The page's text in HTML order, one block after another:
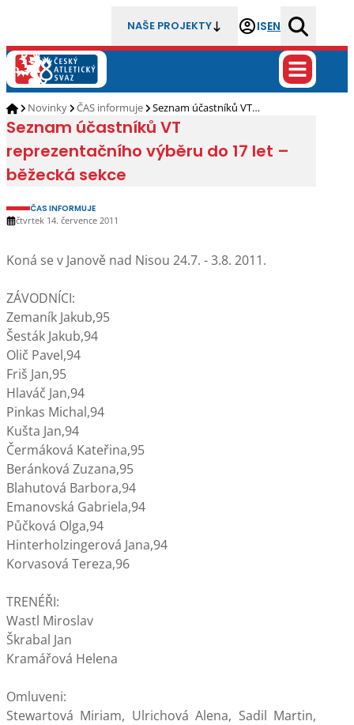
NAŠE PROJEKTY ISEN
Novinky ČAS informuje Seznam účastníků VT…
Seznam účastníků VT
reprezentačního výběru do 17 let –
běžecká sekce
ČAS INFORMUJE
čtvrtek 14. července 2011
Koná se v Janově nad Nisou 24.7. - 3.8. 2011.
ZÁVODNÍCI:
Zemaník Jakub,95
Šesták Jakub,94
Olič Pavel,94
Friš Jan,95
Hlaváč Jan,94
Pinkas Michal,94
Kušta Jan,94
Čermáková Kateřina,95
Beránková Zuzana,95
Blahutová Barbora,94
Emanovská Gabriela,94
Půčková Olga,94
Hinterholzingerová Jana,94
Korvasová Tereza,96
TRENÉŘI:
Wastl Miroslav
Škrabal Jan
Kramářová Helena
Omluveni:
Stewartová Miriam, Ulrichová Alena, Sadil Martin,